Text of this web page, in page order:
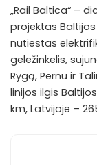
„Rail Baltica“ –
projektas
nutiestas
geležinkelis,
Rygą, Pernu ir
linijos ilgis
km, Latvijoje –